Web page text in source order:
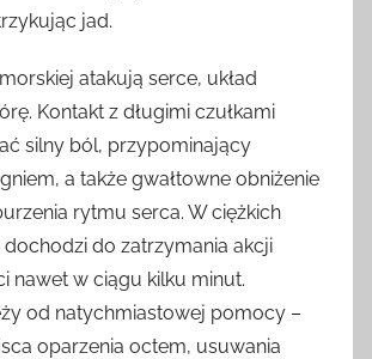
jad.
atakują serce, układ
Kontakt z długimi czułkami
silny ból, przypominający
a także gwałtowne obniżenie
rytmu serca. W ciężkich
do zatrzymania akcji
nawet w ciągu kilku minut.
od natychmiastowej pomocy –
oparzenia octem, usuwania